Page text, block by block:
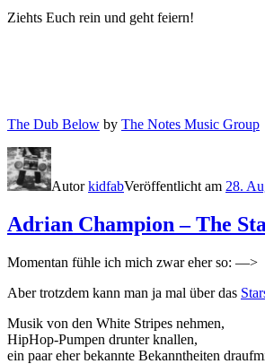
Ziehts Euch rein und geht feiern!
The Dub Below by The Notes Music Group
AutorkidfabVeröffentlicht am 28.
Adrian Champion – The
Momentan fühle ich mich zwar eher so: —>
Aber trotzdem kann man ja mal über das
Musik von den White Stripes nehmen,
HipHop-Pumpen drunter knallen,
ein paar eher bekannte Bekanntheiten